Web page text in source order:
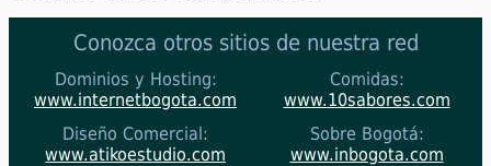
Conozca otros sitios de nuestra red
Dominios y Hosting:
www.internetbogota.com
Comidas:
www.10sabores.com
Diseño Comercial:
www.atikoestudio.com
Sobre Bogotá:
www.inbogota.com